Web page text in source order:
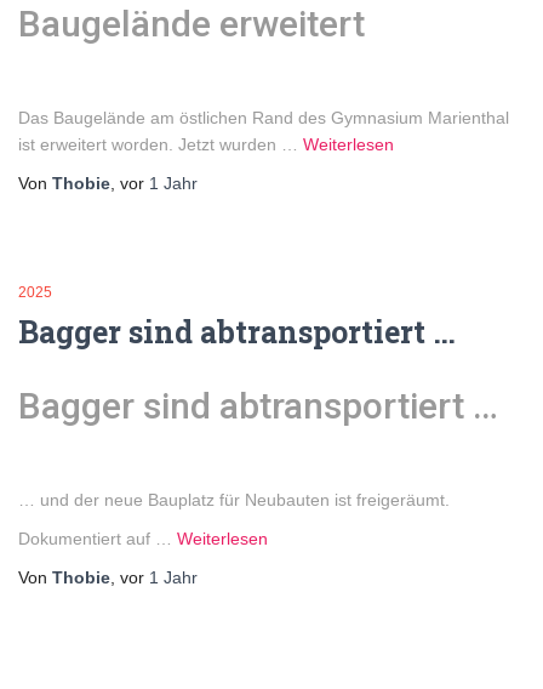
Baugelände erweitert
Das Baugelände am östlichen Rand des Gymnasium Marienthal
ist erweitert worden. Jetzt wurden
Weiterlesen
Von Thobie , vor 1 Jahr
2025
Bagger sind abtransportiert …
Bagger sind abtransportiert …
… und der neue Bauplatz für Neubauten ist freigeräumt.
Dokumentiert auf … Weiterlesen
Von Thobie , vor 1 Jahr